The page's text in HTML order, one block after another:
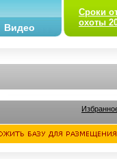
Видео
Сроки
охоты